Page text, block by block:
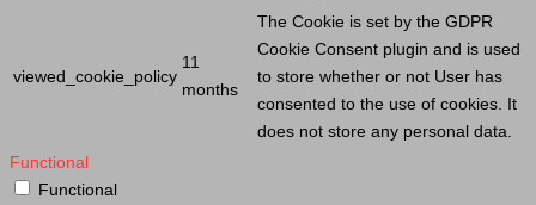
viewed_cookie_policy
11
months
The Cookie is set by the GDPR
Cookie Consent plugin and is used
to store whether or not User has
consented to the use of cookies. It
does not store any personal data.
Functional
Functional